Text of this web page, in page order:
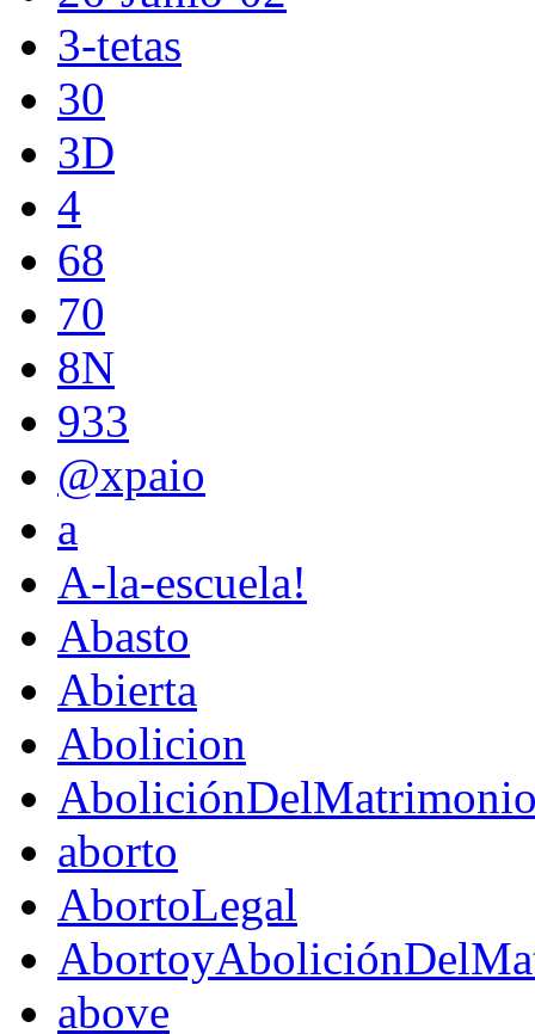
3-tetas
30
3D
4
68
70
8N
933
@xpaio
a
A-la-escuela!
Abasto
Abierta
Abolicion
aborto
AbortoLegal
above